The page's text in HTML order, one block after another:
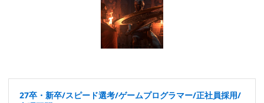
27卒・新卒/スピード選考/ゲームプログラマー/正社員採用/